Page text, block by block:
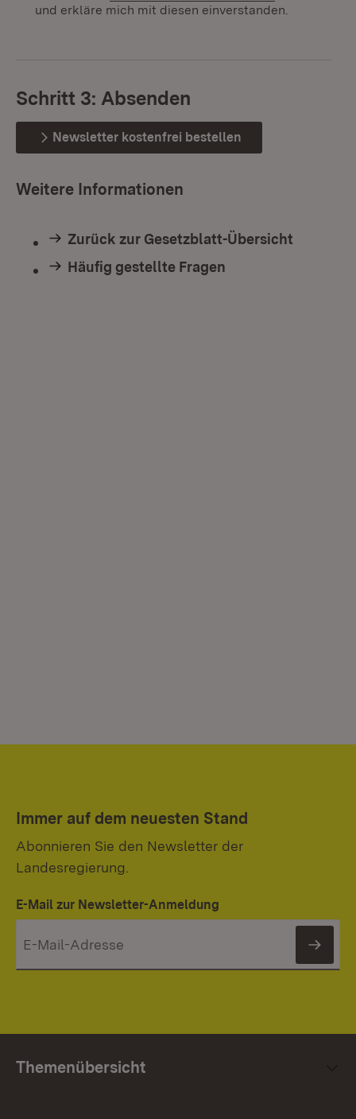
und erkläre mich mit diesen einverstanden.
Schritt 3: Absenden
Newsletter kostenfrei bestellen
Weitere Informationen
Zurück zur Gesetzblatt-Übersicht
Häufig gestellte Fragen
Immer auf dem neuesten Stand
Abonnieren Sie den Newsletter der
Landesregierung.
E-Mail zur Newsletter-Anmeldung
Themenübersicht